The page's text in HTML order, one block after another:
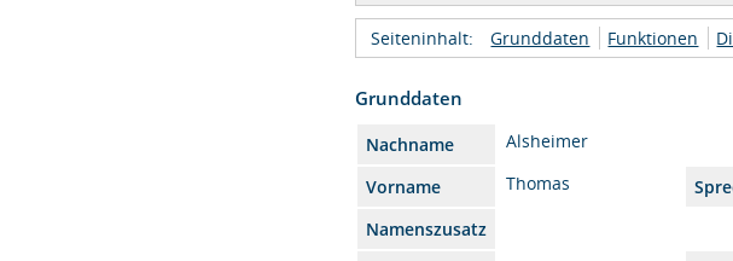
Seiteninhalt: Grunddaten Funktionen
Grunddaten
Nachname
Alsheimer
Vorname
Thomas
Namenszusatz